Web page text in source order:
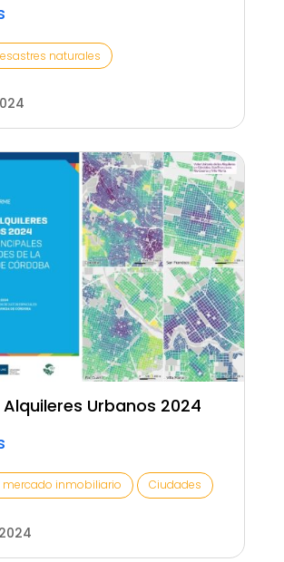
naturales
Urbanos 2024
mercado inmobiliario Ciudades